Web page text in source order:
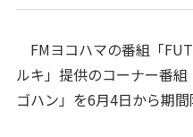
FMヨコハマの番組「
ルキ」提供のコーナー番
ゴハン」を6月4日から期間